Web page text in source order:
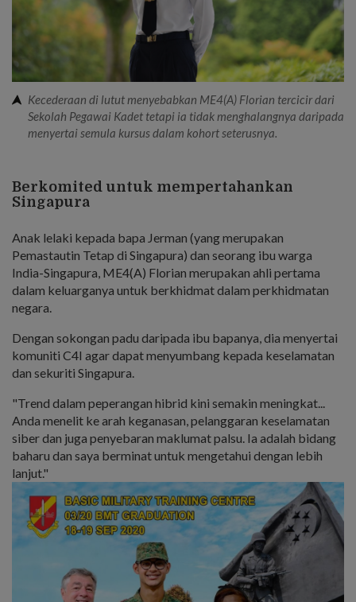
Kecederaan di lutut menyebabkan ME4(A) Florian tercicir dari
Sekolah Pegawai Kadet tetapi ia tidak menghalangnya daripada
menyertai semula kursus dalam kohort seterusnya.
Berkomited untuk mempertahankan
Singapura
Anak lelaki kepada bapa Jerman (yang merupakan
Pemastautin Tetap di Singapura) dan seorang ibu warga
India-Singapura, ME4(A) Florian merupakan ahli pertama
dalam keluarganya untuk berkhidmat dalam perkhidmatan
negara.
Dengan sokongan padu daripada ibu bapanya, dia menyertai
komuniti C4I agar dapat menyumbang kepada keselamatan
dan sekuriti Singapura.
"Trend dalam peperangan hibrid kini semakin meningkat...
Anda menelit ke arah keganasan, pelanggaran keselamatan
siber dan juga penyebaran maklumat palsu. Ia adalah bidang
baharu dan saya berminat untuk mengetahui dengan lebih
lanjut."